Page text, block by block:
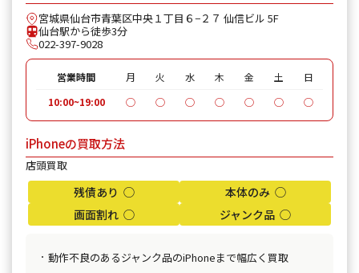
宮城県仙台市青葉区中央１丁目６−２７ 仙信ビル 5F
仙台駅から徒歩3分
022-397-9028
営業時間 月 火 水 木 金 土
日
10:00~19:00
◯ ◯ ◯ ◯ ◯ ◯ ◯
iPhoneの買取方法
店頭買取
残債あり ◯
本体のみ ◯
画面割れ ◯
ジャンク品 ◯
動作不良のあるジャンク品のiPhoneまで幅広く買取